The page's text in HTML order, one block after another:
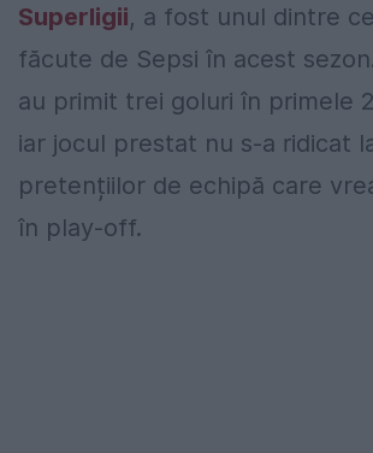
Superligii, a fost unul dintre
făcute de Sepsi în acest
au primit trei goluri în primele
iar jocul prestat nu s-a ridicat
pretențiilor de echipă care
în play-off.